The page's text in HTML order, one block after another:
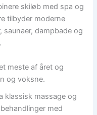
skiløb med spa og
tilbyder moderne
saunaer, dampbade og
meste af året og
og voksne.
klassisk massage og
med